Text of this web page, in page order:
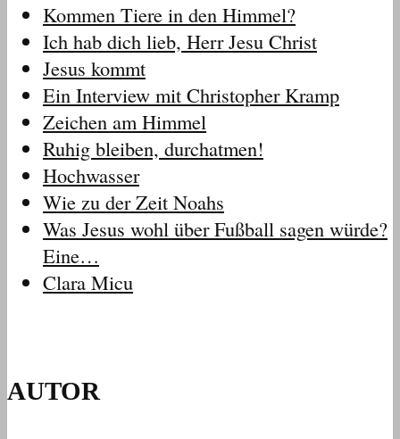
Kommen Tiere in den Himmel?
Ich hab dich lieb, Herr Jesu Christ
Jesus kommt
Ein Interview mit Christopher Kramp
Zeichen am Himmel
Ruhig bleiben, durchatmen!
Hochwasser
Wie zu der Zeit Noahs
Was Jesus wohl über Fußball sagen würde?
Eine…
Clara Micu
AUTOR